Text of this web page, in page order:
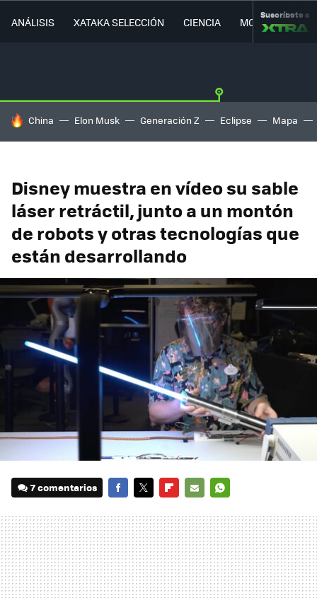
ANÁLISIS XATAKA SELECCIÓN CIENCIA MOVILIDAD
Suscríbete a
HOY SE HABLA DE
China Elon Musk Generación Z Eclipse Mapa
Disney muestra en vídeo su sable
láser retráctil, junto a un montón
de robots y otras tecnologías que
están desarrollando
7 comentarios
MAIL